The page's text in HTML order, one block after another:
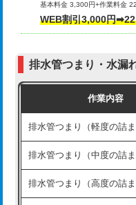
モルタル補修（厚さ10㎝
追加人工
※給水管工事は20mmまで
交換・取付(排水栓・排水
交換・取付（その他部品）
持込商品取付（単水栓）
持込商品取付（混合水栓）
持込商品取付（浄水器・
給水管工事※（ホール加
給水管工事※（バンド止
基本料金 3,300円+作業料金
WEB割引3,000円
排水管つまり・水漏
作業内容
排水管つまり（軽度の詰ま
排水管つまり（中度の詰ま
排水管つまり（高度の詰ま